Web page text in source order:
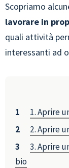
Scopriamo
lavorare in
quali attività
interessanti ad
1. Aprire
2. Aprire
3. Aprire
bio